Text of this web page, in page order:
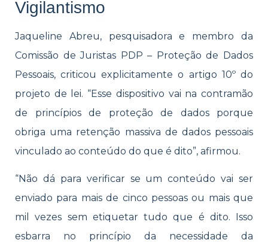
Vigilantismo
Jaqueline Abreu, pesquisadora e membro da
Comissão de Juristas PDP – Proteção de Dados
Pessoais, criticou explicitamente o artigo 10º do
projeto de lei. “Esse dispositivo vai na contramão
de princípios de proteção de dados porque
obriga uma retenção massiva de dados pessoais
vinculado ao conteúdo do que é dito”, afirmou.
“Não dá para verificar se um conteúdo vai ser
enviado para mais de cinco pessoas ou mais que
mil vezes sem etiquetar tudo que é dito. Isso
esbarra no princípio da necessidade da